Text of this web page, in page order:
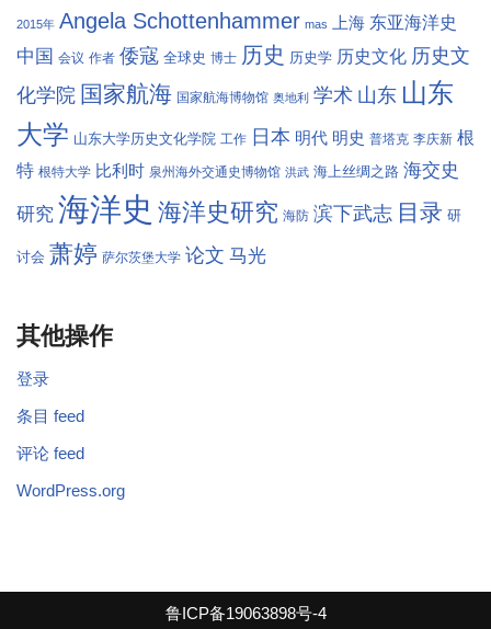
2015年 Angela Schottenhammer mas 上海 东亚海洋史
中国 会议 作者 倭寇 全球史 博士 历史 历史学 历史文化 历史文
化学院 国家航海 国家航海博物馆 奥地利 学术 山东 山东
大学 山东大学历史文化学院 工作 日本 明代 明史 普塔克 李庆新 根
特 根特大学 比利时 泉州海外交通史博物馆 洪武 海上丝绸之路 海交史
研究 海洋史 海洋史研究 海防 滨下武志 目录 研
讨会 萧婷 萨尔茨堡大学 论文 马光
其他操作
登录
条目 feed
评论 feed
WordPress.org
鲁ICP备19063898号-4